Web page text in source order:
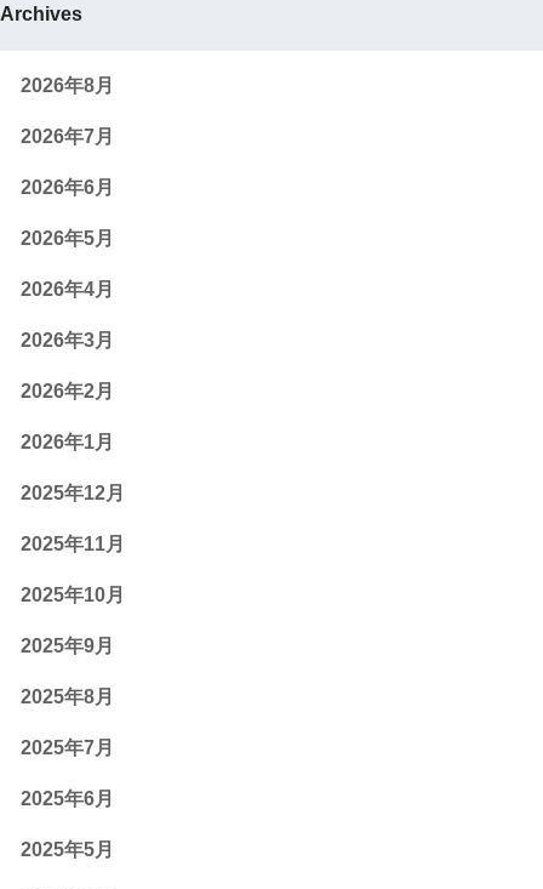
Archives
2026年8月
2026年7月
2026年6月
2026年5月
2026年4月
2026年3月
2026年2月
2026年1月
2025年12月
2025年11月
2025年10月
2025年9月
2025年8月
2025年7月
2025年6月
2025年5月